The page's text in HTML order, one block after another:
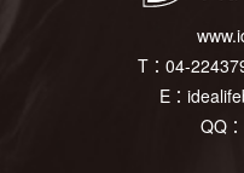
T： 04-
E：
QQ